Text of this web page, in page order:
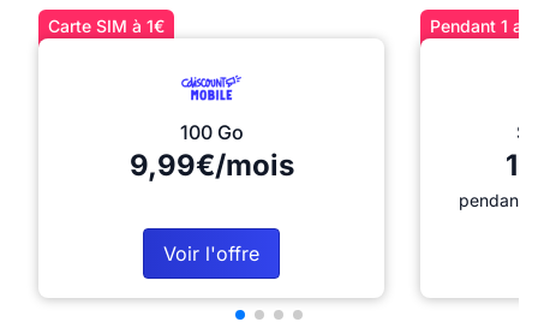
Carte SIM à 1€
100 Go
9,99€/mois
Voir l'offre
Pendant 1
pendant